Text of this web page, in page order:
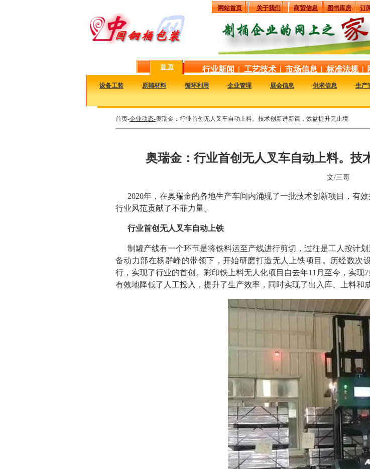
网站首页 关于我们 商贸信息 图书库房 订
首 页 行业新闻 | 工艺技术 | 市场信息 | 标准法规 |
·设备工装 ·原辅材料 ·循环利用 ·企业管理 ·展会信息 ·供求信息 ·生产
首页-企业动态-奥瑞金：行业首创无人叉车自动上料。技术创新谱新篇，效益提升无止境
奥瑞金：行业首创无人叉车自动上料。技
文/三哥
2020年，在奥瑞金的各地生产车间内涌现了一批技术创新项目，有
行业风范贡献了不菲力量。
行业首创无人叉车自动上铁
制罐产线有一个环节是将铁料运至产线进行剪切，过往是工人按计
备动力部在杨群峰的带领下，开始研磨打造无人上铁项目。历经数次
行，实现了行业的首创。彩印铁上料无人化项目自去年11月至今，实现
有效地降低了人工投入，提升了生产效率，同时实现了出入库、上料和